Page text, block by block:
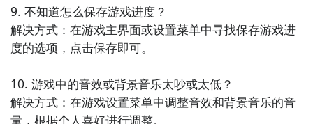
9. 不知道怎么保存游戏进度？
解决方式：在游戏主界面或设置菜单中寻找保存游戏进
度的选项，点击保存即可。
10. 游戏中的音效或背景音乐太吵或太低？
解决方式：在游戏设置菜单中调整音效和背景音乐的音
量，根据个人喜好进行调整。